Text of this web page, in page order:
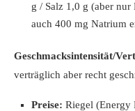
g / Salz 1,0 g (aber
auch 400 mg Natrium
Geschmacksintensität/
verträglich aber recht
Preise: Riegel (Energy